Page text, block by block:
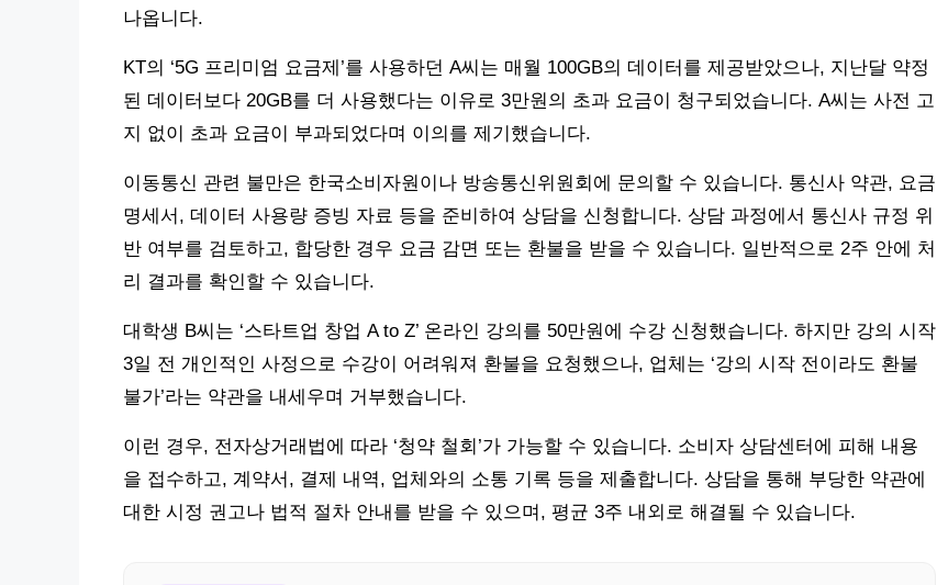
나옵니다.
KT의 ‘5G 프리미엄 요금제’를 사용하던 A씨는 매월 100GB의 데이터를 제공받았으나, 지난달 약정
된 데이터보다 20GB를 더 사용했다는 이유로 3만원의 초과 요금이 청구되었습니다. A씨는 사전 고
지 없이 초과 요금이 부과되었다며 이의를 제기했습니다.
이동통신 관련 불만은 한국소비자원이나 방송통신위원회에 문의할 수 있습니다. 통신사 약관, 요금
명세서, 데이터 사용량 증빙 자료 등을 준비하여 상담을 신청합니다. 상담 과정에서 통신사 규정 위
반 여부를 검토하고, 합당한 경우 요금 감면 또는 환불을 받을 수 있습니다. 일반적으로 2주 안에 처
리 결과를 확인할 수 있습니다.
대학생 B씨는 ‘스타트업 창업 A to Z’ 온라인 강의를 50만원에 수강 신청했습니다. 하지만 강의 시작
3일 전 개인적인 사정으로 수강이 어려워져 환불을 요청했으나, 업체는 ‘강의 시작 전이라도 환불
불가’라는 약관을 내세우며 거부했습니다.
이런 경우, 전자상거래법에 따라 ‘청약 철회’가 가능할 수 있습니다. 소비자 상담센터에 피해 내용
을 접수하고, 계약서, 결제 내역, 업체와의 소통 기록 등을 제출합니다. 상담을 통해 부당한 약관에
대한 시정 권고나 법적 절차 안내를 받을 수 있으며, 평균 3주 내외로 해결될 수 있습니다.